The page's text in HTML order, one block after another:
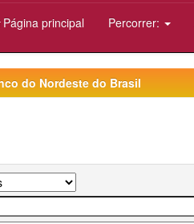
Página principal Percorrer:
do Nordeste do Brasil